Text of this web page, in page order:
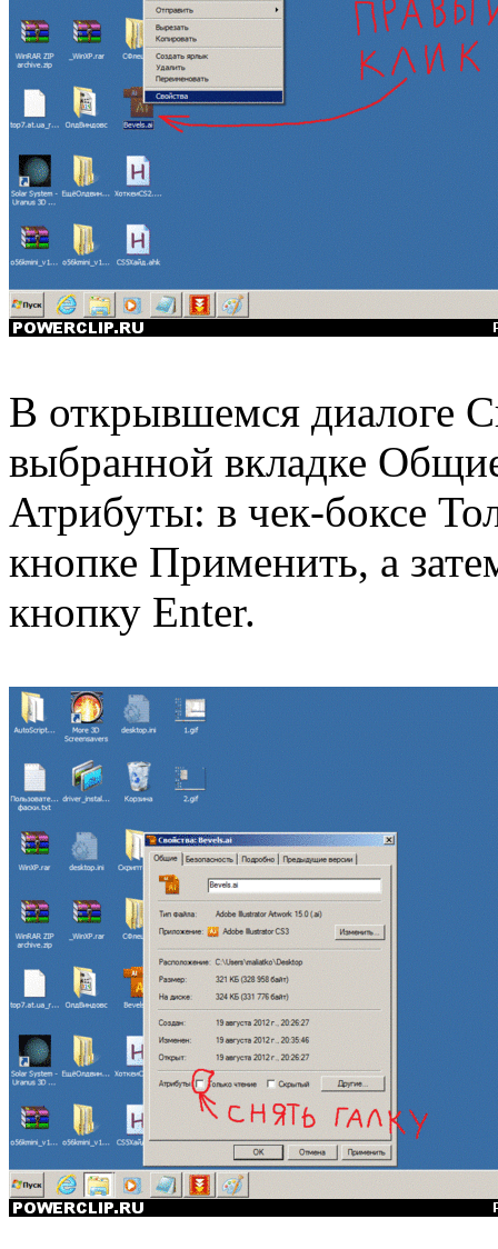
В открывшемся диалоге
выбранной вкладке
Атрибуты: в чек-боксе
кнопке Применить, а
кнопку Enter.